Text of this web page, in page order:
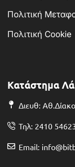
Πολιτική
Πολιτική Cookie
Κατάστημα
Διευθ:
Τηλ: 2410
Email: